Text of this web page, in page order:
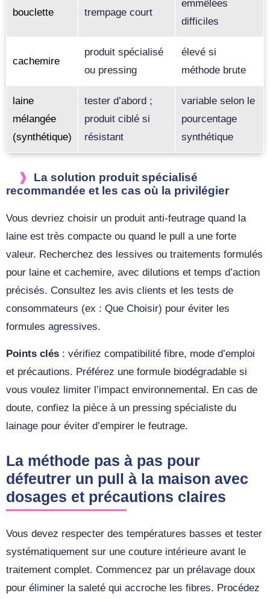
bouclette trempage court
emmêlées
difficiles
cachemire
produit spécialisé
ou pressing
élevé si
méthode brute
laine
mélangée
(synthétique)
tester d’abord ;
produit ciblé si
résistant
variable selon le
pourcentage
synthétique
La solution produit spécialisé
recommandée et les cas où la privilégier
Vous devriez choisir un produit anti‑feutrage quand la
laine est très compacte ou quand le pull a une forte
valeur. Recherchez des lessives ou traitements formulés
pour laine et cachemire, avec dilutions et temps d’action
précisés. Consultez les avis clients et les tests de
consommateurs (ex : Que Choisir) pour éviter les
formules agressives.
Points clés : vérifiez compatibilité fibre, mode d’emploi
et précautions. Préférez une formule biodégradable si
vous voulez limiter l’impact environnemental. En cas de
doute, confiez la pièce à un pressing spécialiste du
lainage pour éviter d’empirer le feutrage.
La méthode pas à pas pour
défeutrer un pull à la maison avec
dosages et précautions claires
Vous devez respecter des températures basses et tester
systématiquement sur une couture intérieure avant le
traitement complet. Commencez par un prélavage doux
pour éliminer la saleté qui accroche les fibres. Procédez